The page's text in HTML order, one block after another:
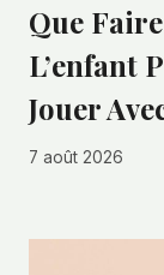
Que
L’enfant
Jouer
7 août 2026